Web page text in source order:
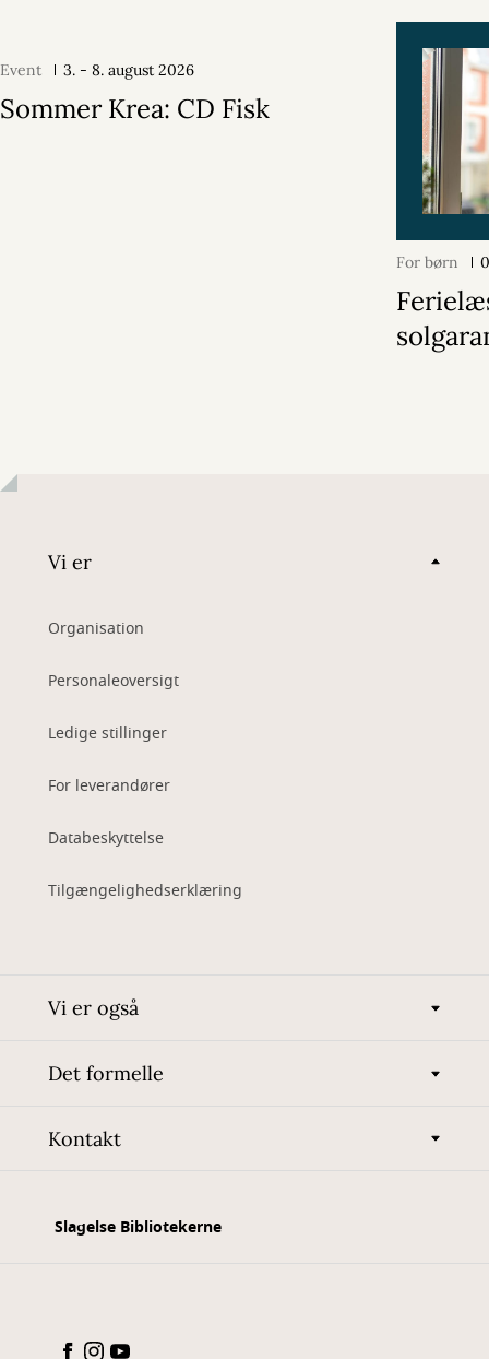
Event 3. - 8. august 2026
Sommer Krea: CD Fisk
For børn
Vi er
Organisation
Personaleoversigt
Ledige stillinger
For leverandører
Databeskyttelse
Tilgængelighedserklæring
Vi er også
Det formelle
Kontakt
Slagelse Bibliotekerne